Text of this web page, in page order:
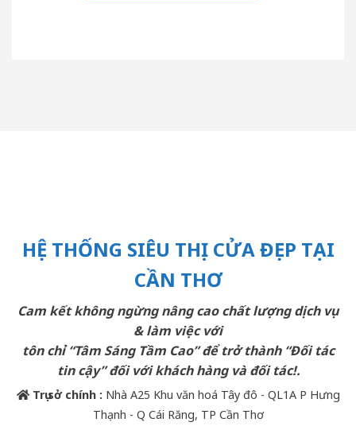
HỆ THỐNG SIÊU THỊ CỬA ĐẸP TẠI
CẦN THƠ
Cam kết không ngừng nâng cao chất lượng dịch vụ
& làm việc với
tôn chỉ “Tâm Sáng Tầm Cao” để trở thành “Đối tác
tin cậy” đối với khách hàng và đối tác!.
Trụ sở chính : Nhà A25 Khu văn hoá Tây đô - QL1A P Hưng
Thạnh - Q Cái Răng, TP Cần Thơ